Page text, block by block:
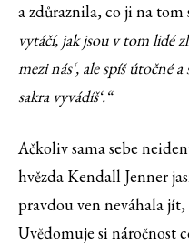
a zdůraznila, co ji na tom
vytáčí, jak jsou v tom lidé
mezi nás‘, ale spíš útočné
sakra vyvádíš‘.“
Ačkoliv sama sebe
hvězda Kendall Jenner
pravdou ven neváhala
Uvědomuje si náročnost